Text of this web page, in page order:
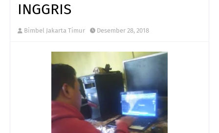
INGGRIS
Bimbel Jakarta Timur Desember 28, 2018